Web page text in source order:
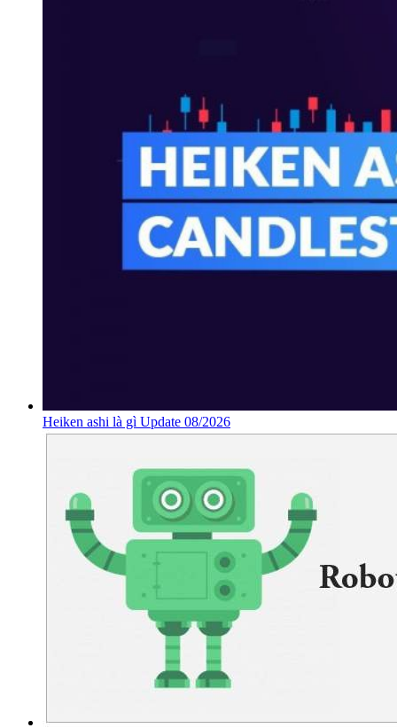
Heiken ashi là gì Update 08/2026